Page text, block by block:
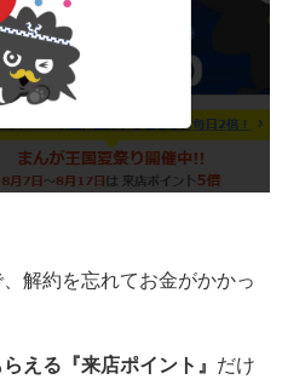
解約を忘れてお金がかかっ
える『来店ポイント』 だけ